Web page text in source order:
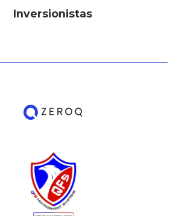
Inversionistas